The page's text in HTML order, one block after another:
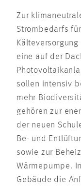
Zur
Strombedarfs
eine auf der
sollen intensiv
mehr
gehören zur
der neuen
Be- und
sowie zur
Wärmepumpe.
Gebäude die